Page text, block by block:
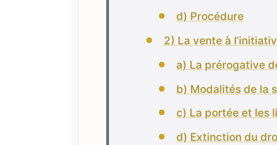
d) Procédure
2) La vente à
a) La prérogative
b) Modalités de la
c) La portée et les
d) Extinction du